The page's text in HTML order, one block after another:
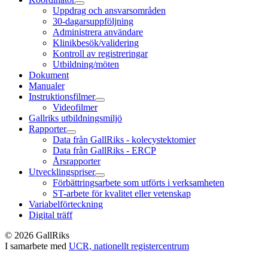
Uppdrag och ansvarsområden
30-dagarsuppföljning
Administrera användare
Klinikbesök/validering
Kontroll av registreringar
Utbildning/möten
Dokument
Manualer
Instruktionsfilmer
Videofilmer
Gallriks utbildningsmiljö
Rapporter
Data från GallRiks - kolecystektomier
Data från GallRiks - ERCP
Årsrapporter
Utvecklingspriser
Förbättringsarbete som utförts i verksamheten
ST-arbete för kvalitet eller vetenskap
Variabelförteckning
Digital träff
© 2026 GallRiks
I samarbete med UCR, nationellt registercentrum